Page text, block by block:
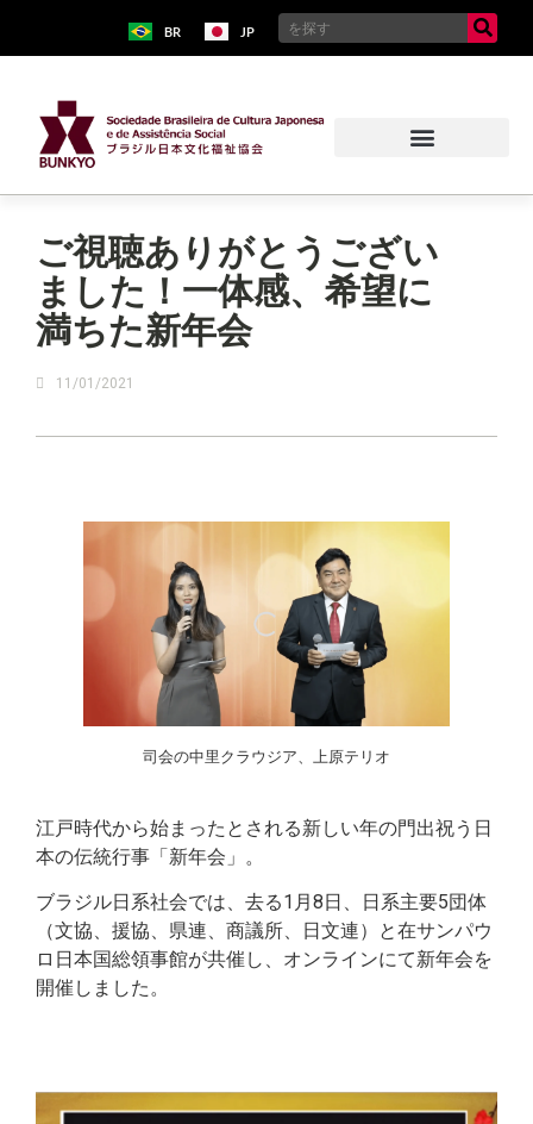
BR JP
ご視聴ありがとうござい
ました！一体感、希望に
満ちた新年会
11/01/2021
司会の中里クラウジア、上原テリオ
江戸時代から始まったとされる新しい年の門出祝う日
本の伝統行事「新年会」。
ブラジル日系社会では、去る1月8日、日系主要5団体
（文協、援協、県連、商議所、日文連）と在サンパウ
ロ日本国総領事館が共催し、オンラインにて新年会を
開催しました。